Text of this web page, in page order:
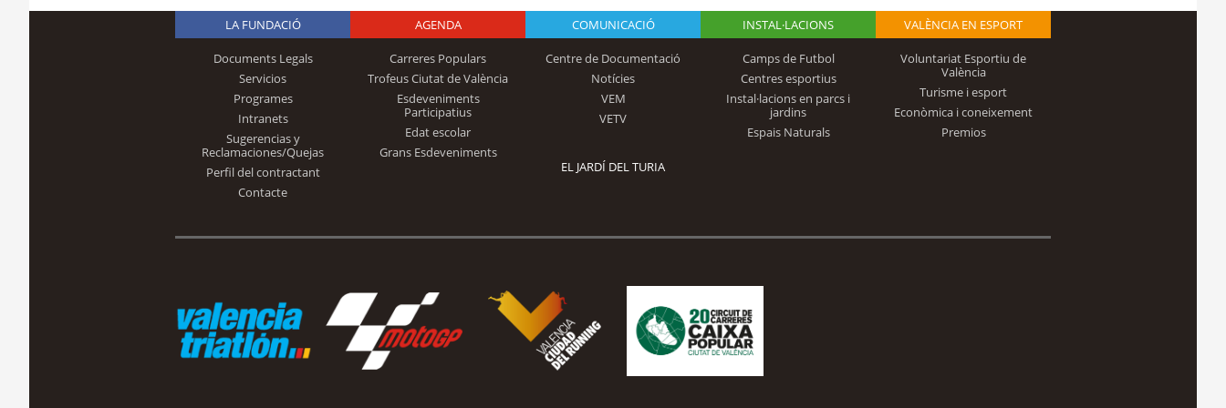
Logo Fundación
Trinidad Alfonso
LA FUNDACIÓ
Documents Legals
Servicios
Programes
Intranets
Sugerencias y
Reclamaciones/Quejas
Perfil del contractant
Contacte
AGENDA
Carreres Populars
Trofeus Ciutat de València
Esdeveniments
Participatius
Edat escolar
Grans Esdeveniments
COMUNICACIÓ
Centre de Documentació
Notícies
VEM
VETV
INSTAL·LACIONS
Camps de Futbol
Centres esportius
Instal·lacions en parcs i
jardins
Espais Naturals
VALÈNCIA EN ESPORT
Voluntariat Esportiu de
València
Turisme i esport
Econòmica i coneixement
Premios
EL JARDÍ DEL TURIA